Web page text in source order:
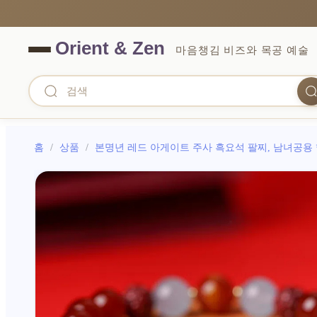
마음챙김 비즈와 목공 예술
홈 / 상품 / 본명년 레드 아게이트 주사 흑요석 팔찌, 남녀공용